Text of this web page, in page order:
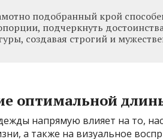
подобранный крой
подчеркнуть
создавая строгий и
оптимальной
напрямую влияет на то,
а также на визуальное